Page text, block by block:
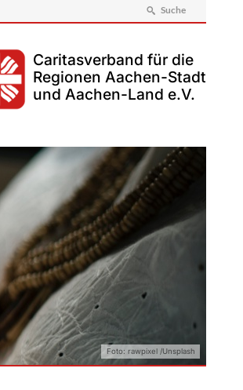
Suche
Caritasverband für die
Regionen Aachen-Stadt
und Aachen-Land e.V.
Foto: rawpixel /Unsplash